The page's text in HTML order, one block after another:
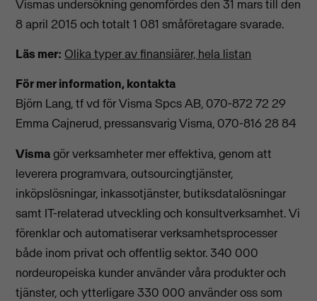
Vismas undersökning genomfördes den 31 mars till den
8 april 2015 och totalt 1 081 småföretagare svarade.
Läs mer: Olika typer av finansiärer, hela listan
För mer information, kontakta
Björn Lang, tf vd för Visma Spcs AB, 070-872 72 29
Emma Cajnerud, pressansvarig Visma, 070-816 28 84
Vismagör verksamheter mer effektiva, genom att
leverera programvara, outsourcingtjänster,
inköpslösningar, inkassotjänster, butiksdatalösningar
samt IT-relaterad utveckling och konsultverksamhet. Vi
förenklar och automatiserar verksamhetsprocesser
både inom privat och offentlig sektor. 340 000
nordeuropeiska kunder använder våra produkter och
tjänster, och ytterligare 330 000 använder oss som